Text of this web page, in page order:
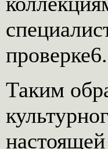
проверке6.
Таким